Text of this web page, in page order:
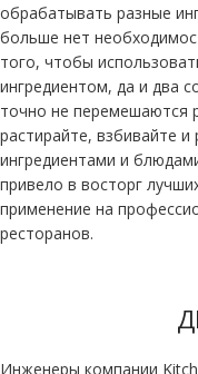
обрабатывать разные
больше нет
того, чтобы
ингредиентом, да и два
точно не перемешаются
растирайте, взбивайте
ингредиентами и
привело в восторг
применение на
ресторанов.
Инженеры компании